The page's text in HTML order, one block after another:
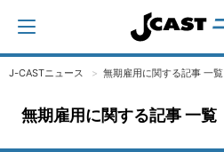
J-CASTニュース 無期雇用に関する記事 一覧
無期雇用に関する記事 一覧